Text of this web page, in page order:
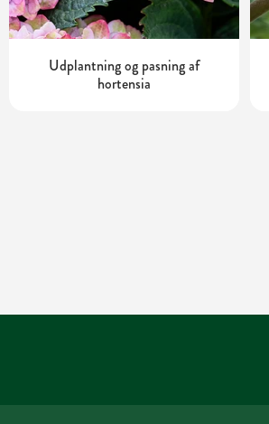
Udplantning og pasning af
hortensia